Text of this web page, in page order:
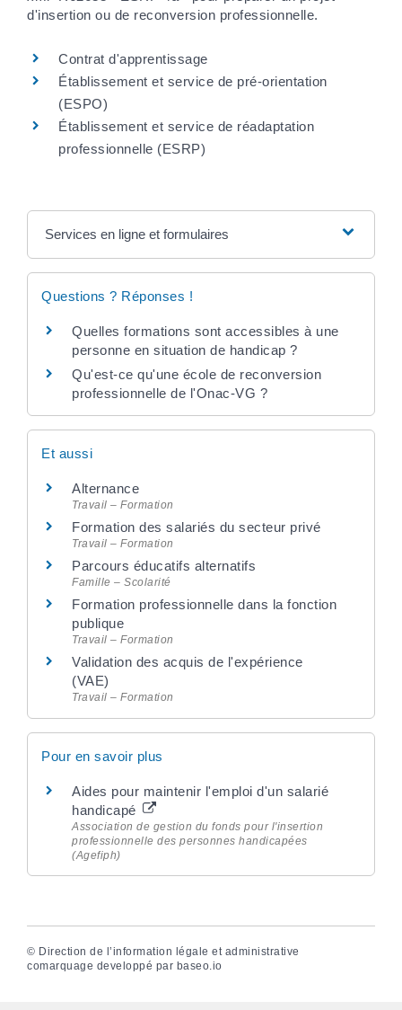
d'insertion ou de reconversion professionnelle.
Contrat d'apprentissage
Établissement et service de pré-orientation
(ESPO)
Établissement et service de réadaptation
professionnelle (ESRP)
Services en ligne et formulaires
Questions ? Réponses !
Quelles formations sont accessibles à une
personne en situation de handicap ?
Qu'est-ce qu'une école de reconversion
professionnelle de l'Onac-VG ?
Et aussi
Alternance
Travail – Formation
Formation des salariés du secteur privé
Travail – Formation
Parcours éducatifs alternatifs
Famille – Scolarité
Formation professionnelle dans la fonction
publique
Travail – Formation
Validation des acquis de l'expérience
(VAE)
Travail – Formation
Pour en savoir plus
Aides pour maintenir l'emploi d'un salarié
handicapé
Association de gestion du fonds pour l'insertion
professionnelle des personnes handicapées
(Agefiph)
© Direction de l’information légale et administrative
comarquage developpé par baseo.io